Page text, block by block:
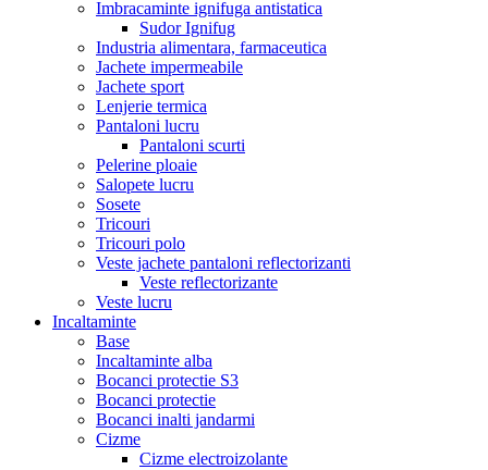
Imbracaminte ignifuga antistatica
Sudor Ignifug
Industria alimentara, farmaceutica
Jachete impermeabile
Jachete sport
Lenjerie termica
Pantaloni lucru
Pantaloni scurti
Pelerine ploaie
Salopete lucru
Sosete
Tricouri
Tricouri polo
Veste jachete pantaloni reflectorizanti
Veste reflectorizante
Veste lucru
Incaltaminte
Base
Incaltaminte alba
Bocanci protectie S3
Bocanci protectie
Bocanci inalti jandarmi
Cizme
Cizme electroizolante